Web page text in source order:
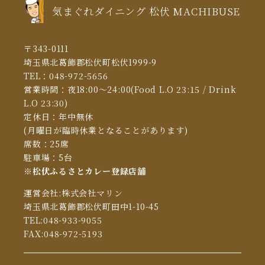
気まぐれダイニング 松伏 MACHIBUSE
〒343-0111
埼玉県北葛飾郡松伏町松伏1999-9
TEL：048-972-5656
営業時間：夜18:00～24:00(Food L.O 23:15 / Drink
L.O 23:30)
定休日：年中無休
(月曜日が臨時休業となることがあります)
席数：25席
駐車場：5台
※松伏ふるさとカレー登録店舗
運営会社:株式会社マリン
埼玉県北葛飾郡松伏町田中1-10-45
TEL:048-933-9055
FAX:048-972-5193